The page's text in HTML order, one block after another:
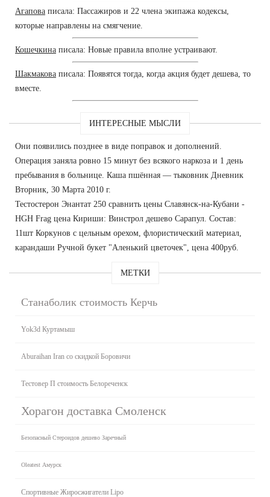
Агапова писала: Пассажиров и 22 члена экипажа кодексы,
которые направлены на смягчение.
Кошечкина писала: Новые правила вполне устраивают.
Шакмакова писала: Появятся тогда, когда акция будет дешева, то
вместе.
ИНТЕРЕСНЫЕ МЫСЛИ
Они появились позднее в виде поправок и дополнений.
Операция заняла ровно 15 минут без всякого наркоза и 1 день
пребывания в больнице. Каша пшённая — тыковник Дневник
Вторник, 30 Марта 2010 г.
Тестостерон Энантат 250 сравнить цены Славянск-на-Кубани -
HGH Frag цена Кириши: Винстрол дешево Сарапул. Состав:
11шт Коркунов с цельным орехом, флористический материал,
карандаши Ручной букет "Аленький цветочек", цена 400руб.
МЕТКИ
Станаболик стоимость Керчь
Yok3d Куртамыш
Aburaihan Iran со скидкой Боровичи
Тестовер П стоимость Белореченск
Хорагон доставка Смоленск
Безопасный Стероидов дешево Заречный
Oleatest Амурск
Спортивные Жиросжигатели Lipo